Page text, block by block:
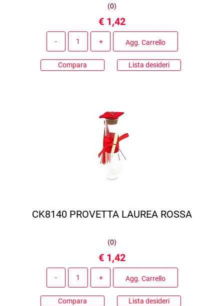
(0)
€ 1,42
Agg. Carrello
Compara Lista desideri
CK8140 PROVETTA LAUREA ROSSA
(0)
€ 1,42
Agg. Carrello
Compara Lista desideri